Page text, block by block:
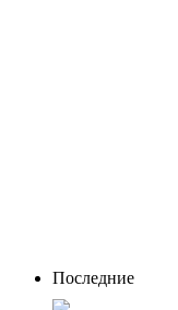
Последние